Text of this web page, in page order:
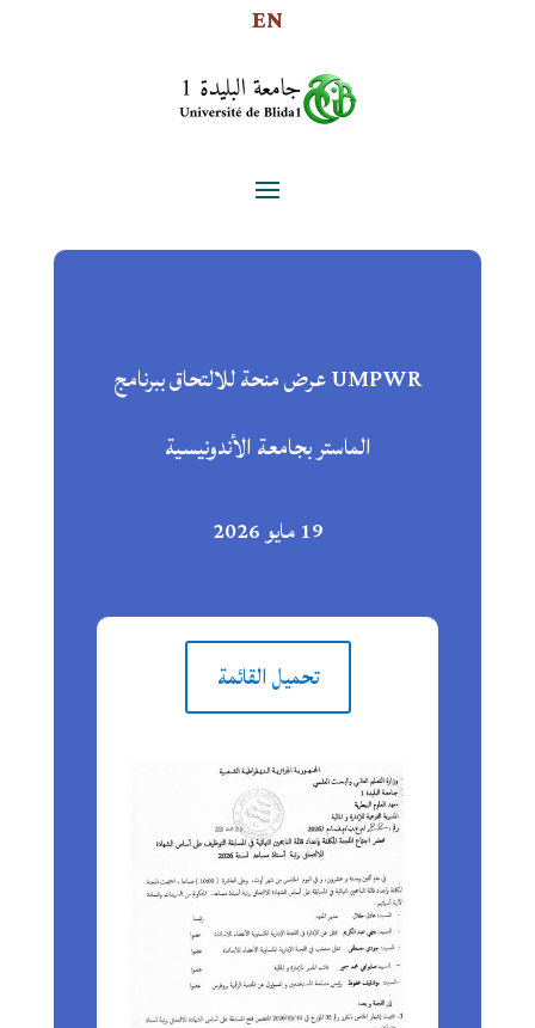
EN
UMPWR عرض منحة للالتحاق ببرنامج
الماستر بجامعة الأندونيسية
19 مايو 2026
تحميل القائمة